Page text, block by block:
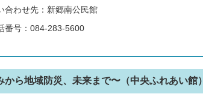
合わせ先：新郷南公民館
番号：084-283-5600
ら地域防災、未来まで〜（中央ふれあい館）